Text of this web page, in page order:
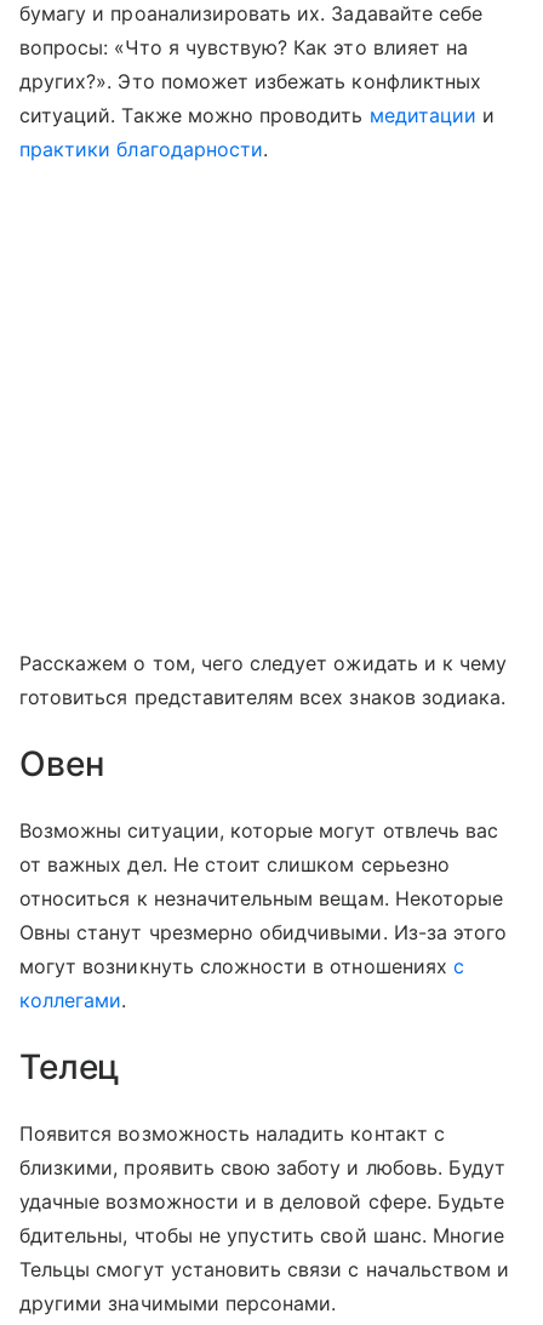
бумагу и проанализировать их. Задавайте себе
вопросы: «Что я чувствую? Как это влияет на
других?». Это поможет избежать конфликтных
ситуаций. Также можно проводить медитации и
практики благодарности.
Расскажем о том, чего следует ожидать и к чему
готовиться представителям всех знаков зодиака.
Овен
Возможны ситуации, которые могут отвлечь вас
от важных дел. Не стоит слишком серьезно
относиться к незначительным вещам. Некоторые
Овны станут чрезмерно обидчивыми. Из-за этого
могут возникнуть сложности в отношениях с
коллегами.
Телец
Появится возможность наладить контакт с
близкими, проявить свою заботу и любовь. Будут
удачные возможности и в деловой сфере. Будьте
бдительны, чтобы не упустить свой шанс. Многие
Тельцы смогут установить связи с начальством и
другими значимыми персонами.